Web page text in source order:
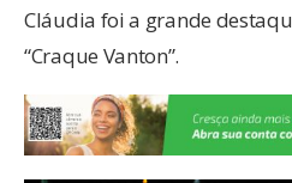
Cláudia foi a grande
“Craque Vanton”.